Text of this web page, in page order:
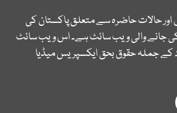
اور حالات حاضرہ سے متعلق پاکستان کی
جانے والی ویب سائٹ ہے۔ اس ویب سائٹ
کے جملہ حقوق بحق ایکسپریس میڈیا